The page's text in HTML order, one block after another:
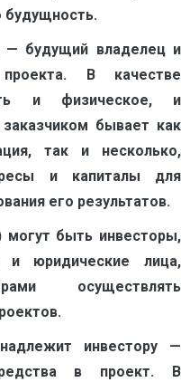
будущность.
— будущий владелец и
проекта. В качестве
и физическое, и
бывает как
так и несколько,
и капиталы для
его результатов.
могут быть инвесторы,
юридические лица,
осуществлять
инвестору —
в проект. В